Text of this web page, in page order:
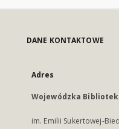
DANE KONTAKTOWE
Adres
Wojewódzka
im. Emilii Sukertowej-